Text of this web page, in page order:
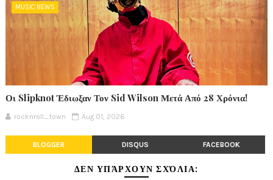
MUSIC NEWS
Οι Slipknot Έδιωξαν Τον Sid Wilson Μετά Από 28 Χρόνια!
rocknroll_town Aug 01, 2026
BLOGGER DISQUS FACEBOOK
ΔΕΝ ΥΠΆΡΧΟΥΝ ΣΧΌΛΙΑ: